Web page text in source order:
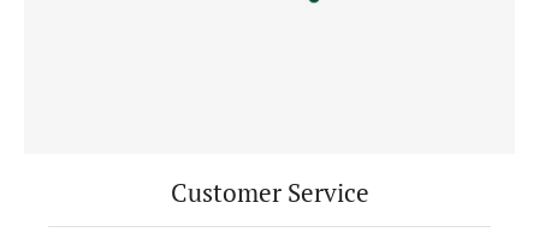
Customer Service